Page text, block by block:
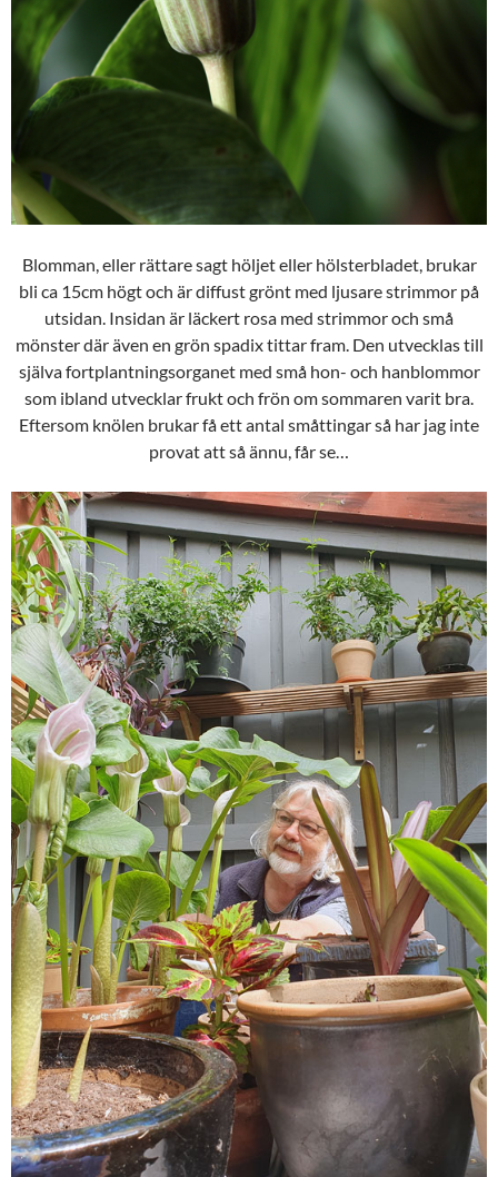
Blomman, eller rättare sagt höljet eller hölsterbladet, brukar
bli ca 15cm högt och är diffust grönt med ljusare strimmor på
utsidan. Insidan är läckert rosa med strimmor och små
mönster där även en grön spadix tittar fram. Den utvecklas till
själva fortplantningsorganet med små hon- och hanblommor
som ibland utvecklar frukt och frön om sommaren varit bra.
Eftersom knölen brukar få ett antal småttingar så har jag inte
provat att så ännu, får se…